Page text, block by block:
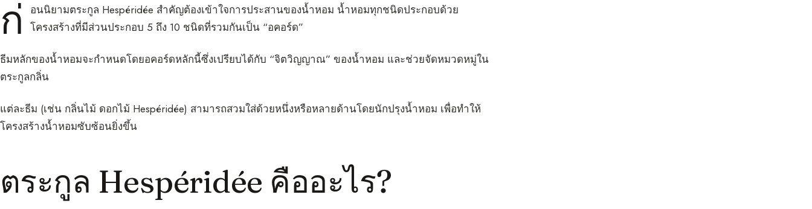
ก่
อนนิยามตระกูล Hespéridée สำคัญต้องเข้าใจการประสานของน้ำหอม น้ำหอมทุกชนิดประกอบด้วย
โครงสร้างที่มีส่วนประกอบ 5 ถึง 10 ชนิดที่รวมกันเป็น “อคอร์ด”
ธีมหลักของน้ำหอมจะกำหนดโดยอคอร์ดหลักนี้ซึ่งเปรียบได้กับ “จิตวิญญาณ” ของน้ำหอม และช่วยจัดหมวดหมู่ใน
ตระกูลกลิ่น
แต่ละธีม (เช่น กลิ่นไม้ ดอกไม้ Hespéridée) สามารถสวมใส่ด้วยหนึ่งหรือหลายด้านโดยนักปรุงน้ำหอม เพื่อทำให้
โครงสร้างน้ำหอมซับซ้อนยิ่งขึ้น
ตระกูล Hespéridée คืออะไร?